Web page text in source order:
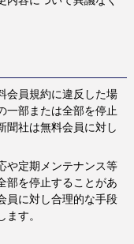
会員規約に違反した場
一部または全部を停止
聞社は無料会員に対し
や定期メンテナンス等
部を停止することがあ
員に対し合理的な手段
す。